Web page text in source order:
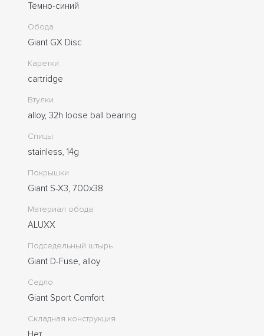
Тёмно-синий
Обода
Giant GX Disc
Каретки
cartridge
Втулки
alloy, 32h loose ball bearing
Спицы
stainless, 14g
Покрышки
Giant S-X3, 700x38
Материал обода
ALUXX
Подседельный штырь
Giant D-Fuse, alloy
Седло
Giant Sport Comfort
Складная конструкция